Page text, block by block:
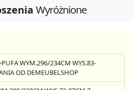
Wyróżnione
WYM.296/234CM WYS.83-
OD DEMEUBELSHOP